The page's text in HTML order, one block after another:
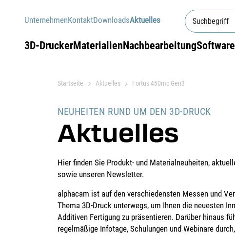
UnternehmenKontaktDownloadsAktuelles
3D-DruckerMaterialienNachbearbeitungSoftware
Startseite Aktuelles Fortus 450mc Gen3
NEUHEITEN RUND UM DEN 3D-DRUCK
Aktuelles
Hier finden Sie Produkt- und Materialneuheiten,
sowie unseren Newsletter.
alphacam ist auf den verschiedensten Messen und
Thema 3D-Druck unterwegs, um Ihnen die neuesten
Additiven Fertigung zu präsentieren. Darüber hinaus
regelmäßige Infotage, Schulungen und Webinare